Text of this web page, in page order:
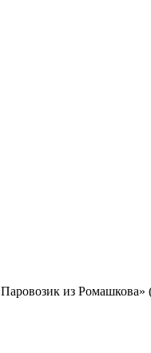
из Ромашкова»